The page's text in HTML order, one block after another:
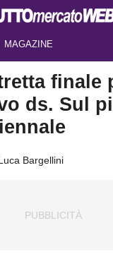
MAGAZINE
finale
ds. Sul
Bargellini